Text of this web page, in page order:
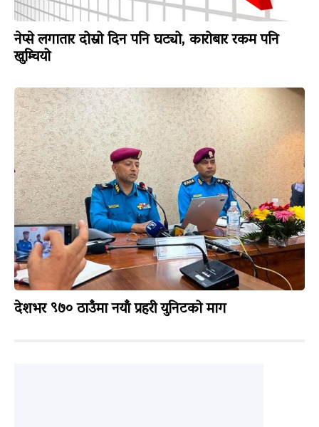
नेप्से लगातार दोस्रो दिन पनि घट्यो, कारोबार रकम पनि
खुम्चियो
देशभर ९७० ठाउँमा नयाँ प्रहरी युनिटको माग